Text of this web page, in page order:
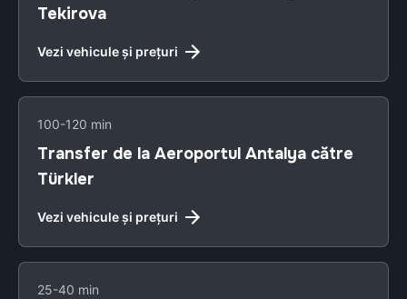
Tekirova
Vezi vehicule și prețuri
100-120 min
Transfer de la Aeroportul Antalya către
Türkler
Vezi vehicule și prețuri
25-40 min